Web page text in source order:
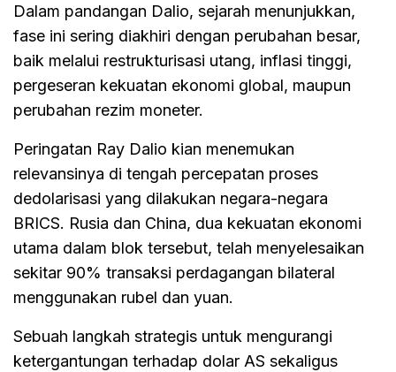
Dalam pandangan Dalio, sejarah menunjukkan,
fase ini sering diakhiri dengan perubahan besar,
baik melalui restrukturisasi utang, inflasi tinggi,
pergeseran kekuatan ekonomi global, maupun
perubahan rezim moneter.
Peringatan Ray Dalio kian menemukan
relevansinya di tengah percepatan proses
dedolarisasi yang dilakukan negara-negara
BRICS. Rusia dan China, dua kekuatan ekonomi
utama dalam blok tersebut, telah menyelesaikan
sekitar 90% transaksi perdagangan bilateral
menggunakan rubel dan yuan.
Sebuah langkah strategis untuk mengurangi
ketergantungan terhadap dolar AS sekaligus